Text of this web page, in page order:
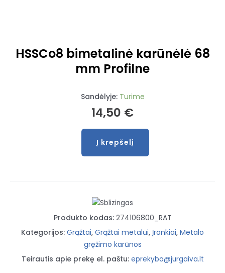
HSSCo8 bimetalinė karūnėlė 68
mm Profilne
Sandėlyje: Turime
14,50 €
produkto
kiekis:
karūnėlė
mm
Profilne
Į krepšelį
Produkto kodas: 274106800_RAT
Kategorijos: Grąžtai, Grąžtai metalui, Įrankiai, Metalo
gręžimo karūnos
Teirautis apie prekę el. paštu: eprekyba@jurgaiva.lt